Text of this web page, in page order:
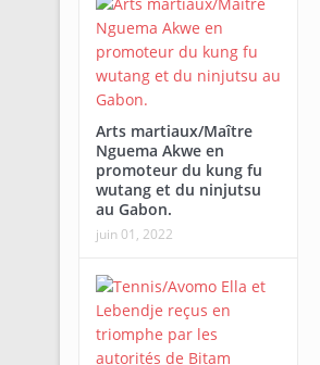
Arts martiaux/Maître
Nguema Akwe en
promoteur du kung fu
wutang et du ninjutsu
au Gabon.
juin 01, 2022